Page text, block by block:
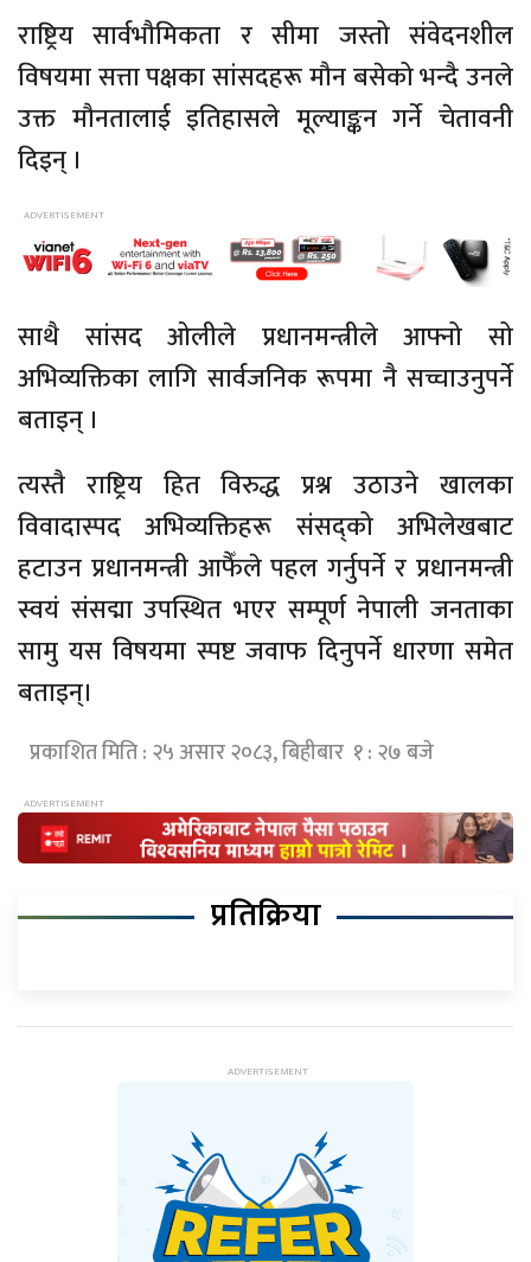
राष्ट्रिय सार्वभौमिकता र सीमा जस्तो संवेदनशील
विषयमा सत्ता पक्षका सांसदहरू मौन बसेको भन्दै उनले
उक्त मौनतालाई इतिहासले मूल्याङ्कन गर्ने चेतावनी
दिइन् ।
साथै सांसद ओलीले प्रधानमन्त्रीले आफ्नो सो
अभिव्यक्तिका लागि सार्वजनिक रूपमा नै सच्चाउनुपर्ने
बताइन् ।
त्यस्तै राष्ट्रिय हित विरुद्ध प्रश्न उठाउने खालका
विवादास्पद अभिव्यक्तिहरू संसद्को अभिलेखबाट
हटाउन प्रधानमन्त्री आफैँले पहल गर्नुपर्ने र प्रधानमन्त्री
स्वयं संसद्मा उपस्थित भएर सम्पूर्ण नेपाली जनताका
सामु यस विषयमा स्पष्ट जवाफ दिनुपर्ने धारणा समेत
बताइन्।
प्रकाशित मिति : २५ असार २०८३, बिहीबार १ : २७ बजे
प्रतिक्रिया